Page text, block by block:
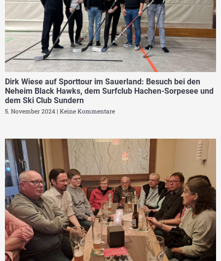
Dirk Wiese auf Sporttour im Sauerland: Besuch bei den
Neheim Black Hawks, dem Surfclub Hachen-Sorpesee und
dem Ski Club Sundern
5. November 2024 Keine Kommentare